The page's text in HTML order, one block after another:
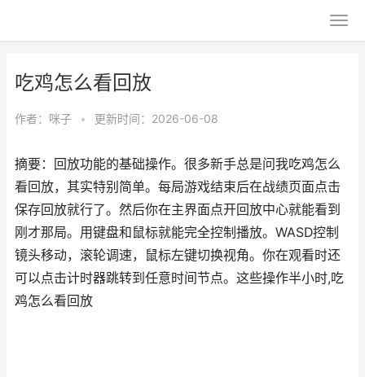
吃鸡怎么看回放
作者： 咪子 • 更新时间：2026-06-08
摘要：回放功能的基础操作。很多新手总是问我吃鸡怎么
看回放，其实特别简单。每局游戏结束后在战绩页面点击
保存回放就行了。然后你在主界面点开回放中心就能看到
刚才那局。用键盘和鼠标就能完全控制播放。WASD控制
镜头移动，滚轮调速，鼠标左键切换视角。你在观看时还
可以点击计时器跳转到任意时间节点。这些操作半小时,吃
鸡怎么看回放